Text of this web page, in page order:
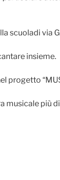
scuoladi via
insieme.
progetto
musicale più